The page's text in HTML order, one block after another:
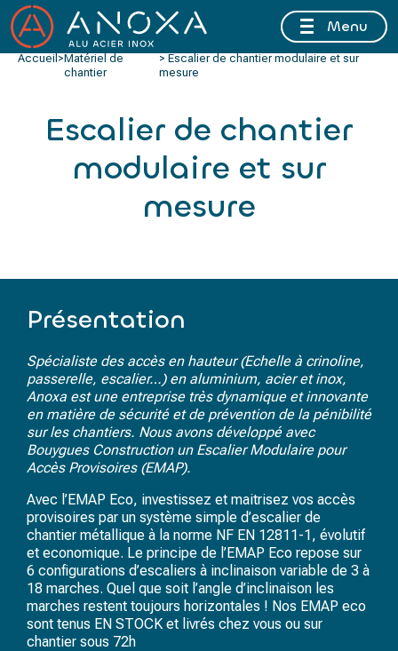
FERMETURE ESTIVALE DU 10 AU 16 AOÛT 2026 INCLUSMenu
Accueil >Matériel de
chantier
> Escalier de chantier modulaire et sur
mesure
Escalier de chantier
modulaire et sur
mesure
Présentation
Spécialiste des accès en hauteur (Echelle à crinoline,
passerelle, escalier…) en aluminium, acier et inox,
Anoxa est une entreprise très dynamique et innovante
en matière de sécurité et de prévention de la pénibilité
sur les chantiers. Nous avons développé avec
Bouygues Construction un Escalier Modulaire pour
Accès Provisoires (EMAP).
Avec l’EMAP Eco, investissez et maitrisez vos accès
provisoires par un système simple d’escalier de
chantier métallique à la norme NF EN 12811-1, évolutif
et economique. Le principe de l’EMAP Eco repose sur
6 configurations d’escaliers à inclinaison variable de 3 à
18 marches. Quel que soit l’angle d’inclinaison les
marches restent toujours horizontales ! Nos EMAP eco
sont tenus EN STOCK et livrés chez vous ou sur
chantier sous 72h